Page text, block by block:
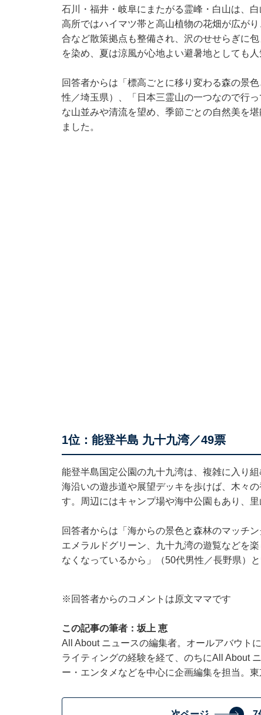
石川・福井・岐阜にまたがる霊峰・白山は、
高所ではハイマツ帯と高山植物の花畑が広が
合など散策拠点も整備され、沢のせせらぎに
を染め、夏は涼風が心地よい避暑地としても人
回答者からは「標高ごとに移り変わる森の景
性／埼玉県）、「日本三霊山の一つなので行
な山並みや清流を望め、季節ごとの自然美を
ました。
1位：能登半島 九十九湾／49票
能登半島国定公園の九十九湾は、複雑に入り
海沿いの遊歩道や展望デッキを歩けば、木々
す。周辺にはキャンプ場や海中公園もあり、
回答者からは「海からの景色と森林のマッチ
エメラルドグリーン、九十九湾の遊覧などを
なくなっているから」（50代男性／長野県）
※回答者からのコメントは原文ママです
この記事の筆者：坂上 恵
All About ニュースの編集者。オールアバウト
ライティングの経験を経て、のちにAll About
ー・エンタメなどを中心に企画編集を担当。